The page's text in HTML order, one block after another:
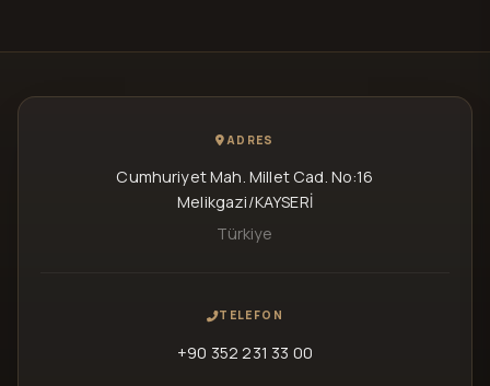
ADRES
Cumhuriyet Mah. Millet Cad. No:16
Melikgazi/KAYSERİ
Türkiye
TELEFON
+90 352 231 33 00